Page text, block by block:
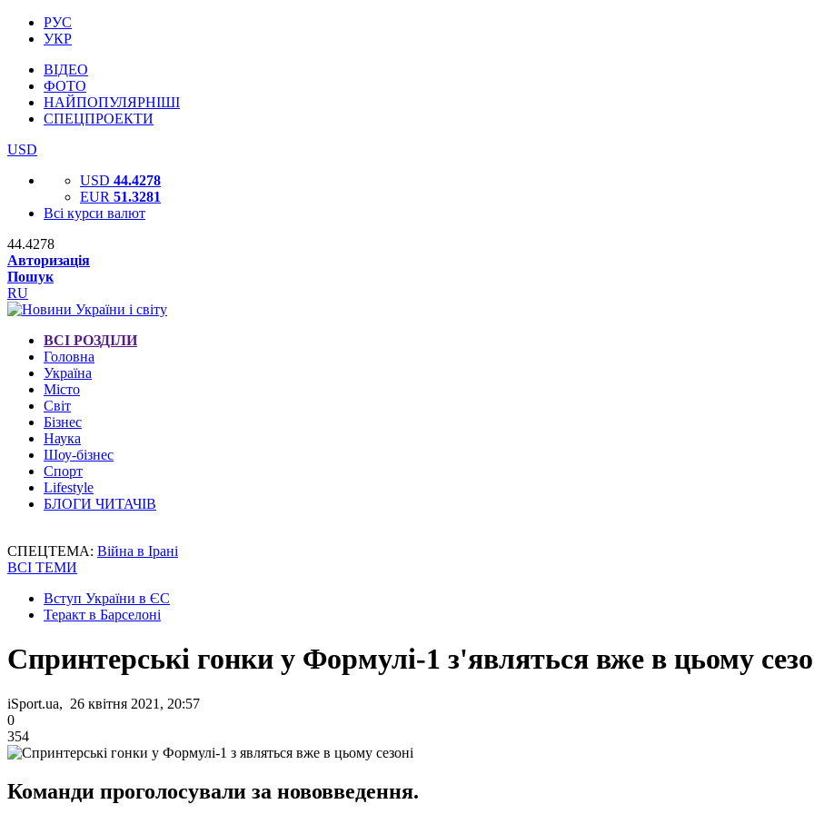
РУС
УКР
ВІДЕО
ФОТО
НАЙПОПУЛЯРНІШІ
СПЕЦПРОЕКТИ
USD
USD 44.4278
EUR 51.3281
Всі курси валют
44.4278
Авторизація
Пошук
RU
ВСІ РОЗДІЛИ
Головна
Україна
Місто
Світ
Бізнес
Наука
Шоу-бізнес
Спорт
Lifestyle
БЛОГИ ЧИТАЧІВ
СПЕЦТЕМА: Війна в Ірані
ВСІ ТЕМИ
Вступ України в ЄС
Теракт в Барселоні
Спринтерські гонки у Формулі-1 з'являться вже в цьому
iSport.ua, 26 квітня 2021, 20:57
0
354
Команди проголосували за нововведення.